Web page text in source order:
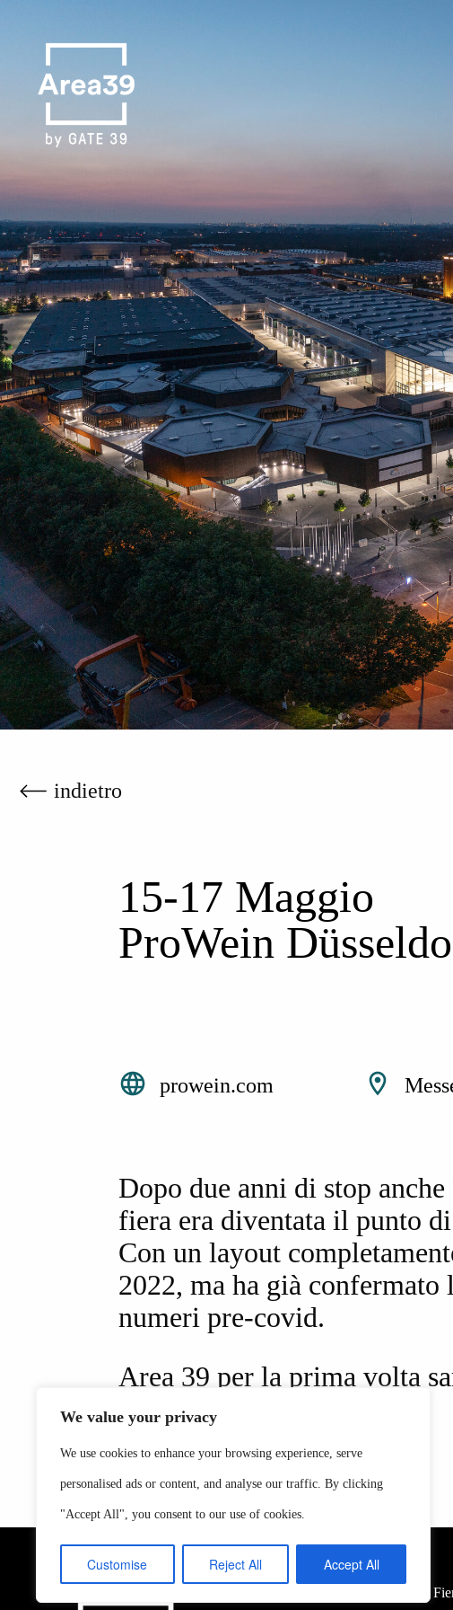
We value your privacy
We use cookies to enhance your browsing experience, serve
personalised ads or content, and analyse our traffic. By clicking
"Accept All", you consent to our use of cookies.
Customise Reject All Accept All
indietro
15-17 Maggio
ProWein
prowein.com
Dopo due anni di stop
fiera era diventata il punto
Con un layout
2022, ma ha già
numeri pre-covid.
Area 39 per la prima volta
Calendario